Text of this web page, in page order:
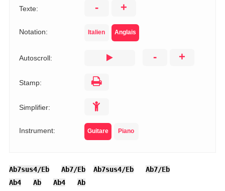
Texte: - +
Notation: Italien Anglais
Autoscroll: - +
Stamp:
Simplifier:
Instrument: Guitare Piano
Ab7sus4/Eb Ab7/Eb Ab7sus4/Eb
Ab7/Eb
Ab4
Ab Ab4
Ab